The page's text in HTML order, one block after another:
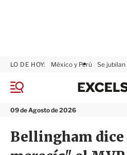
M
n
09 de Agosto de 2026
LO DE HOY: México y Perú Se
Bellingham dice